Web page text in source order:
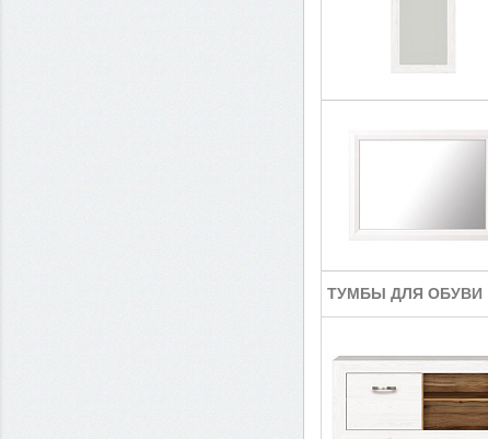
ТУМБЫ ДЛЯ ОБУВИ